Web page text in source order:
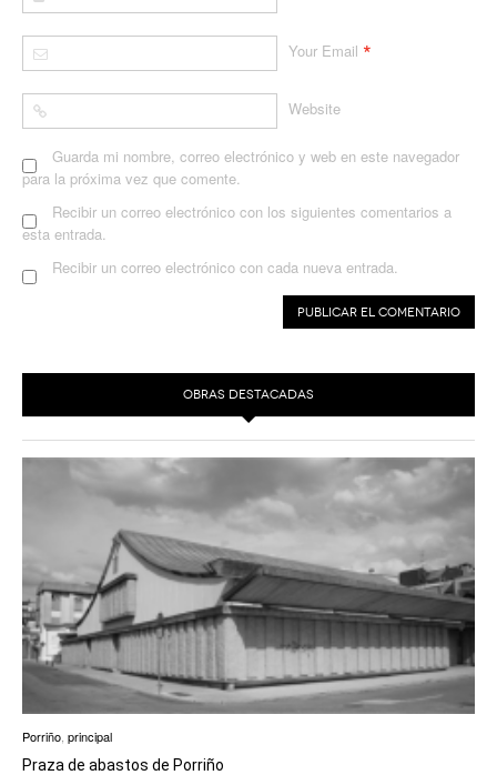
Your Email *
Website
Guarda mi nombre, correo electrónico y web en este navegador
para la próxima vez que comente.
Recibir un correo electrónico con los siguientes comentarios a
esta entrada.
Recibir un correo electrónico con cada nueva entrada.
OBRAS DESTACADAS
Porriño principal
Praza de abastos de Porriño